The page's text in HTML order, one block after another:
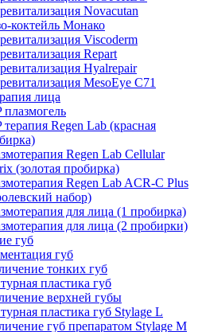
Novacutan
коктейль Монако
Viscoderm
Repart
Hyalrepair
MesoEye C71
лица
плазмогель
терапия Regen Lab (красная
Regen Lab Cellular
(золотая пробирка)
Regen Lab ACR-C Plus
набор)
для лица (1 пробирка)
для лица (2 пробирки)
губ
губ
тонких губ
пластика губ
верхней губы
пластика губ Stylage L
губ препаратом Stylage M